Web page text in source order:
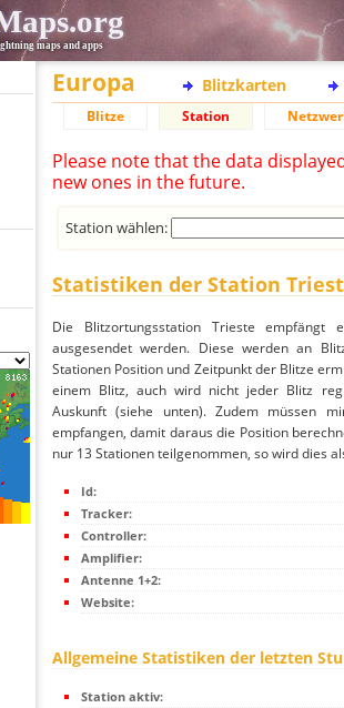
maps and apps
Europa Blitzkarten
Blitze Station
Please note that the data
new ones in the future.
Station wählen:
Statistiken der Station
Die Blitzortungsstation Trieste empfängt
ausgesendet werden. Diese werden an
Stationen Position und Zeitpunkt der Blitze
einem Blitz, auch wird nicht jeder Blitz
Auskunft (siehe unten). Zudem müssen
empfangen, damit daraus die Position
nur 13 Stationen teilgenommen, so wird dies
Id:
Tracker:
Controller:
Amplifier:
Antenne 1+2:
Website:
Allgemeine Statistiken der letzten
Station aktiv: